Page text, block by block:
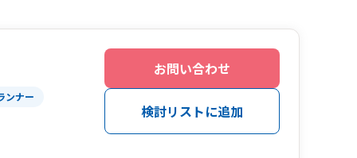
ンナー
お問い合わせ
検討リストに追加